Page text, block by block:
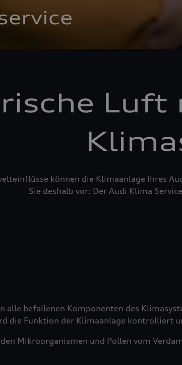
Luft
können die Klimaanlage Ihres
Sie deshalb vor: Der Audi Klima
alle befallenen Komponenten des
die Funktion der Klimaanlage kontrolliert
Mikroorganismen und Pollen vom